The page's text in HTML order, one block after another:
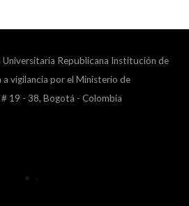
Universitaria Republicana Institución de
vigilancia por el Ministerio de
19 - 38, Bogotá - Colombia